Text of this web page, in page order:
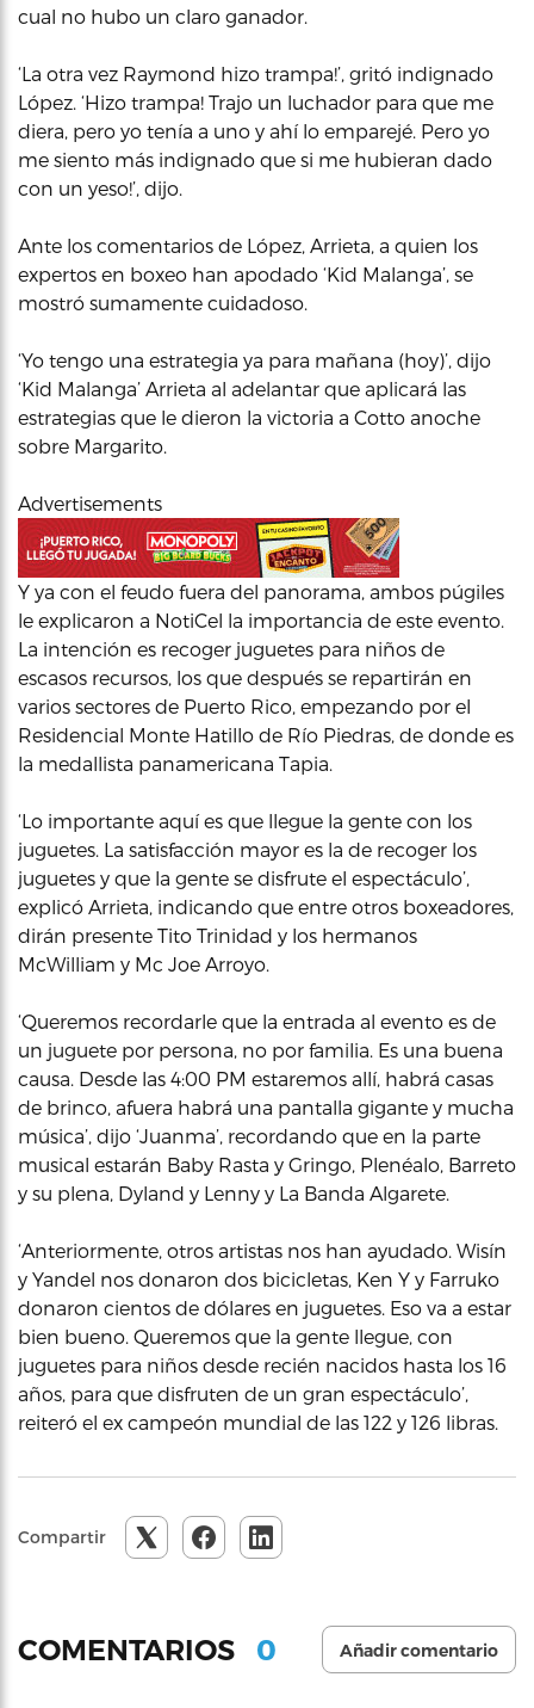
cual no hubo un claro ganador.
‘La otra vez Raymond hizo trampa!’, gritó indignado
López. ‘Hizo trampa! Trajo un luchador para que me
diera, pero yo tenía a uno y ahí lo emparejé. Pero yo
me siento más indignado que si me hubieran dado
con un yeso!’, dijo.
Ante los comentarios de López, Arrieta, a quien los
expertos en boxeo han apodado ‘Kid Malanga’, se
mostró sumamente cuidadoso.
‘Yo tengo una estrategia ya para mañana (hoy)’, dijo
‘Kid Malanga’ Arrieta al adelantar que aplicará las
estrategias que le dieron la victoria a Cotto anoche
sobre Margarito.
Advertisements
Y ya con el feudo fuera del panorama, ambos púgiles
le explicaron a NotiCel la importancia de este evento.
La intención es recoger juguetes para niños de
escasos recursos, los que después se repartirán en
varios sectores de Puerto Rico, empezando por el
Residencial Monte Hatillo de Río Piedras, de donde es
la medallista panamericana Tapia.
‘Lo importante aquí es que llegue la gente con los
juguetes. La satisfacción mayor es la de recoger los
juguetes y que la gente se disfrute el espectáculo’,
explicó Arrieta, indicando que entre otros boxeadores,
dirán presente Tito Trinidad y los hermanos
McWilliam y Mc Joe Arroyo.
‘Queremos recordarle que la entrada al evento es de
un juguete por persona, no por familia. Es una buena
causa. Desde las 4:00 PM estaremos allí, habrá casas
de brinco, afuera habrá una pantalla gigante y mucha
música’, dijo ‘Juanma’, recordando que en la parte
musical estarán Baby Rasta y Gringo, Plenéalo, Barreto
y su plena, Dyland y Lenny y La Banda Algarete.
‘Anteriormente, otros artistas nos han ayudado. Wisín
y Yandel nos donaron dos bicicletas, Ken Y y Farruko
donaron cientos de dólares en juguetes. Eso va a estar
bien bueno. Queremos que la gente llegue, con
juguetes para niños desde recién nacidos hasta los 16
años, para que disfruten de un gran espectáculo’,
reiteró el ex campeón mundial de las 122 y 126 libras.
Compartir
COMENTARIOS 0 Añadir comentario